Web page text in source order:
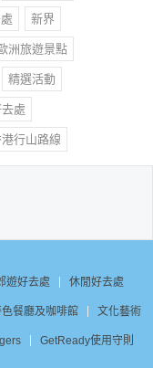
新界
洲旅遊景點
精選活動
處
行山路線
遊好去處 休閒好去處
餐廳及咖啡館 文化藝術
GetReady使用守則